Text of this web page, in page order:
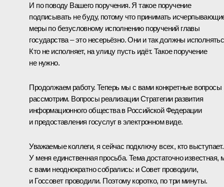
И по поводу Вашего поручения. Я такое поручение
подписывать не буду, потому что принимать
меры по безусловному исполнению поручений главы
государства – это несерьёзно. Они и так должны
Кто не исполняет, на улицу пусть идёт. Такое поручение
не нужно.
Продолжаем работу. Теперь мы с вами конкретные вопросы
рассмотрим. Вопросы реализации Стратегии развития
информационного общества в Российской Федерации
и предоставления госуслуг в электронном виде.
Уважаемые коллеги, я сейчас подключу всех, кто выступает.
У меня единственная просьба. Тема достаточно известная,
с вами неоднократно собрались: и Совет проводили,
и Госсоветпроводили. Поэтому коротко, по три минуты.